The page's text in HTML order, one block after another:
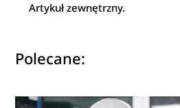
Artykuł zewnętrzny.
Polecane: